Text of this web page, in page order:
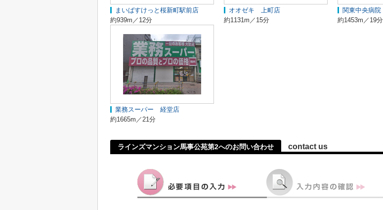
まいばすけっと桜新町駅前店
約939m／12分
オオゼキ 上町店
約1131m／15分
関東中央病院
約1453m／19分
業務スーパー 経堂店
約1665m／21分
ラインズマンション馬事公苑第2へのお問い合わせ contact us